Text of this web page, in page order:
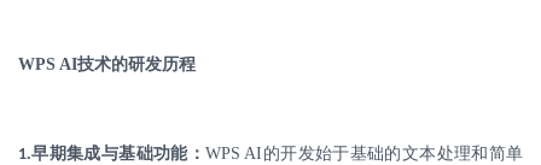
WPS AI技术的研发历程
1.早期集成与基础功能：WPS AI 的开发始于基础的文本处理和简单